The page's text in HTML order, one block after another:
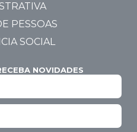
PESSOAS
SOCIAL
NOVIDADES